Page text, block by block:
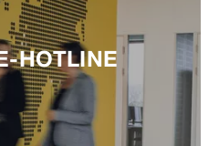
HOTLINE